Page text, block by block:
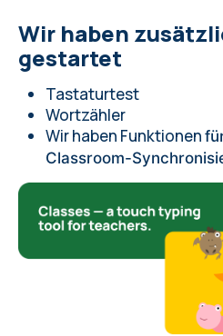
Wir haben
gestartet
Tastaturtest
Wortzähler
Wir haben Funktionen
Classroom-